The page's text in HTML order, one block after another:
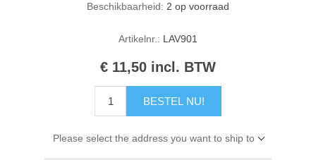
Beschikbaarheid: 2 op voorraad
Artikelnr.: LAV901
€ 11,50 incl. BTW
BESTEL NU!
Please select the address you want to ship to